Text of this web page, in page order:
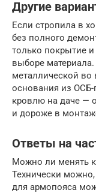
Другие
Если стропила в
без полного
только покрытие
выборе
металлической во
основания из ОСБ-
кровлю на даче —
и дороже в
Ответы на
Можно ли менять
Технически
для армопояса